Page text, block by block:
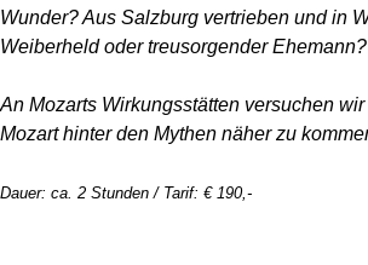
Wunder? Aus Salzburg vertrieben und in
Weiberheld oder treusorgender Ehemann?
An Mozarts Wirkungsstätten versuchen
Mozart hinter den Mythen näher zu
Dauer: ca. 2 Stunden / Tarif: € 190,-